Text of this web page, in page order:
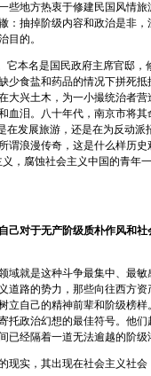
地方热衷于修建民国风情旅
：抽掉阶级内容和政治是非
目的。
本名是国民政府主席官邸，
少食盐和药品的情况下拼死
大兴土木，为一小撮统治者
泪。八十年代，南京市将其
在发展旅游，还是在为反动派
谓浪漫传奇，这是什么样历史
，腐蚀社会主义中国的青年
己对于无产阶级质朴作风和
就是这种斗争最集中、最敏
道路的势力，那些向往西方资
立自己的精神前辈和阶级榜样
托政治幻想的最佳符号。他
经隔着一道无法逾越的阶级
实，其出现在社会主义社会